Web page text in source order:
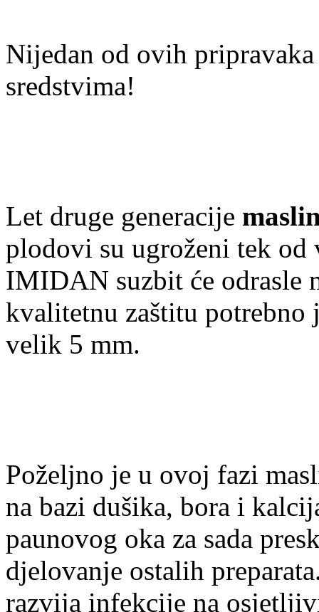
Nijedan od ovih
sredstvima!
Let druge generacije
plodovi su ugroženi tek
IMIDAN suzbit će odrasle
kvalitetnu zaštitu
velik 5 mm.
Poželjno je u ovoj fazi
na bazi dušika, bora i
paunovog oka za sada
djelovanje ostalih
razvija infekcije na